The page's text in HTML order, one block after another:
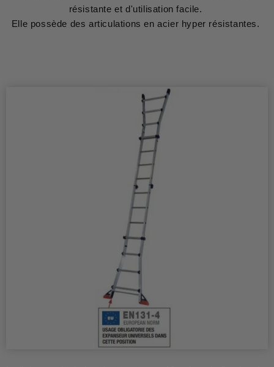
résistante et d'utilisation facile.
Elle possède des articulations en acier hyper résistantes.